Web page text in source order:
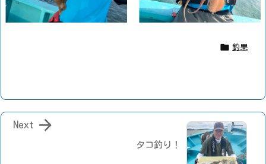
 釣果
タコ釣り！

Next